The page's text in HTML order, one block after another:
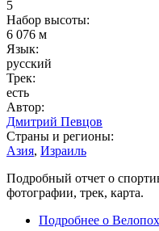
5
Набор высоты:
6 076 м
Язык:
русский
Трек:
есть
Автор:
Дмитрий Певцов
Страны и регионы:
Азия, Израиль
Подробный отчет о
фотографии, трек, карта.
Подробнее о